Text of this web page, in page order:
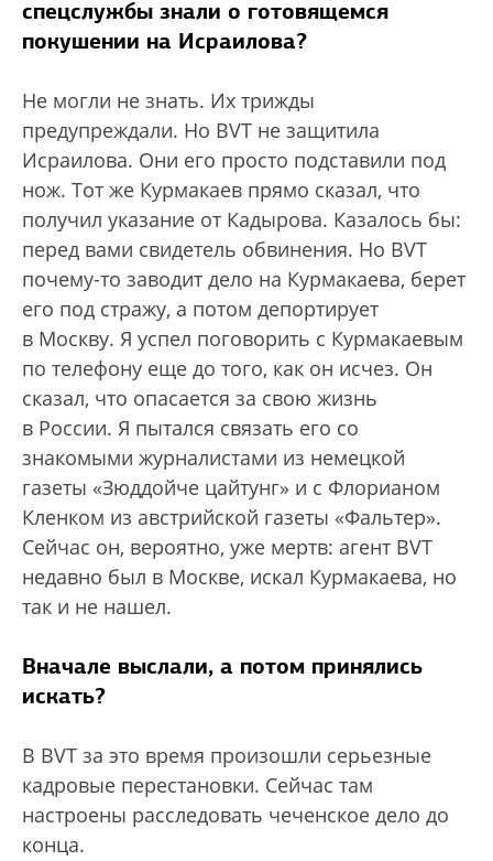
спецслужбы знали о готовящемся
покушении на Исраилова?
Не могли не знать. Их трижды
предупреждали. Но BVT не защитила
Исраилова. Они его просто подставили под
нож. Тот же Курмакаев прямо сказал, что
получил указание от Кадырова. Казалось бы:
перед вами свидетель обвинения. Но BVT
почему-то заводит дело на Курмакаева, берет
его под стражу, а потом депортирует
в Москву. Я успел поговорить с Курмакаевым
по телефону еще до того, как он исчез. Он
сказал, что опасается за свою жизнь
в России. Я пытался связать его со
знакомыми журналистами из немецкой
газеты «Зюддойче цайтунг» и с Флорианом
Кленком из австрийской газеты «Фальтер».
Сейчас он, вероятно, уже мертв: агент BVT
недавно был в Москве, искал Курмакаева, но
так и не нашел.
Вначале выслали, а потом принялись
искать?
В BVT за это время произошли серьезные
кадровые перестановки. Сейчас там
настроены расследовать чеченское дело до
конца.